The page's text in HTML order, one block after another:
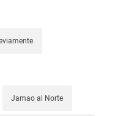
Jamao al Norte